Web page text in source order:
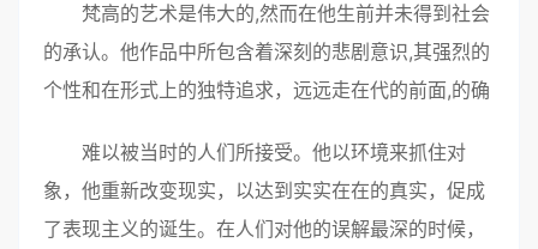
梵高的艺术是伟大的,然而在他生前并未得到社会
的承认。他作品中所包含着深刻的悲剧意识,其强烈的
个性和在形式上的独特追求，远远走在代的前面,的确
难以被当时的人们所接受。他以环境来抓住对
象，他重新改变现实，以达到实实在在的真实，促成
了表现主义的诞生。在人们对他的误解最深的时候，